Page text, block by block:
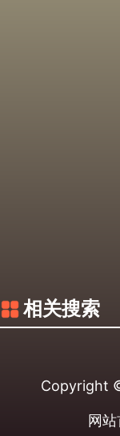
相关搜索
Copyright
网